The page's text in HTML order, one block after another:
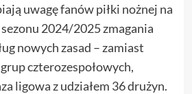
uwagę fanów piłki nożnej na
2024/2025 zmagania
nowych zasad – zamiast
czterozespołowych,
ligowa z udziałem 36 drużyn.